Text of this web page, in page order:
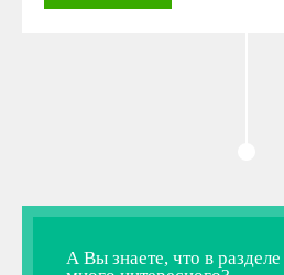
А Вы знаете, что в разделе